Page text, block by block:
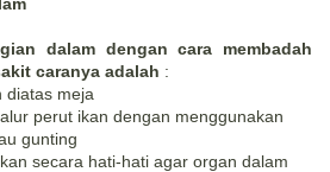
dalam dengan cara membadah
caranya adalah :
diatas meja
perut ikan dengan menggunakan
gunting
secara hati-hati agar organ dalam